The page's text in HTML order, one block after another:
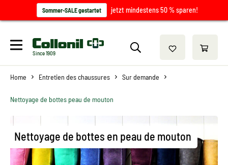
Sommer-SALE gestartet jetzt mindestens 50 % sparen!
Since 1909
Home Entretien des chaussures Sur demande
Nettoyage de bottes peau de mouton
Nettoyage de bottes en peau de mouton